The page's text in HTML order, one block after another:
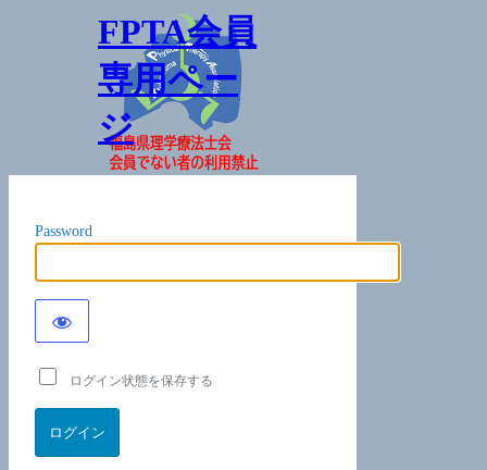
FPTA会員
専用ペー
ジ
Password
ログイン状態を保存する